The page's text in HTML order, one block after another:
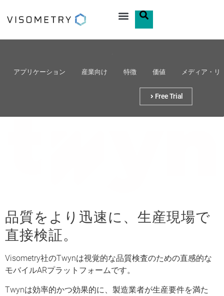
アプリケーション 産業向け 特徴 価値 メディア・リ
Free Trial
品質をより迅速に、生産現場で
直接検証。
Visometry社のTwynは視覚的な品質検査のための直感的な
モバイルARプラットフォームです。
Twynは効率的かつ効果的に、製造業者が生産要件を満た